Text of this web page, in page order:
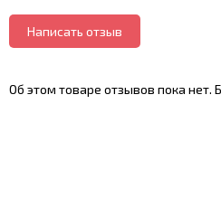
Написать отзыв
Об этом товаре отзывов пока нет.